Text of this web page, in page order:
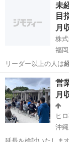
未
目
月
株
福
リーダー以上の人は
福岡 福岡市
営
月
ヒ
沖